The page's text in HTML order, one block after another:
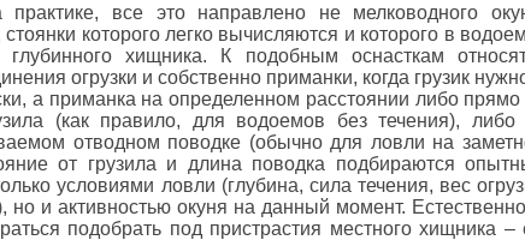
практике, все это направлено не мелководного
которого легко вычисляются и которого в
хищника. К подобным оснасткам
огрузки и собственно приманки, когда грузик
а приманка на определенном расстоянии либо прямо
(как правило, для водоемов без течения), либо
отводном поводке (обычно для ловли на
от грузила и длина поводка подбираются
условиями ловли (глубина, сила течения, вес
но и активностью окуня на данный момент.
подобрать под пристрастия местного хищника –